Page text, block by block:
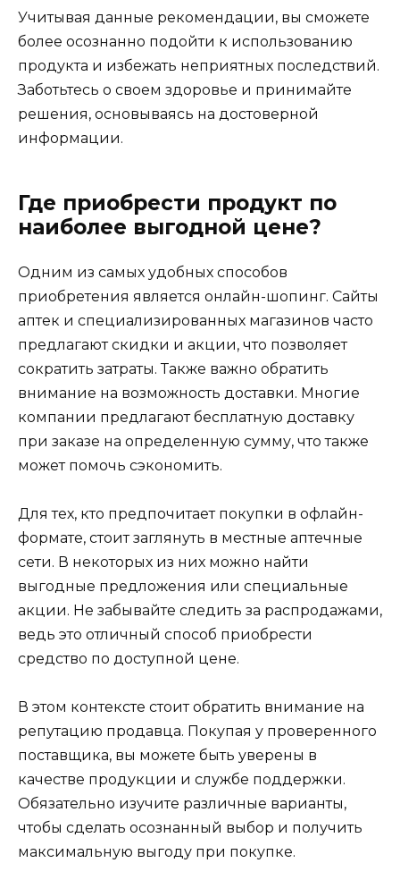
Учитывая данные рекомендации, вы сможете
более осознанно подойти к использованию
продукта и избежать неприятных последствий.
Заботьтесь о своем здоровье и принимайте
решения, основываясь на достоверной
информации.
Где приобрести продукт по
наиболее выгодной цене?
Одним из самых удобных способов
приобретения является онлайн-шопинг. Сайты
аптек и специализированных магазинов часто
предлагают скидки и акции, что позволяет
сократить затраты. Также важно обратить
внимание на возможность доставки. Многие
компании предлагают бесплатную доставку
при заказе на определенную сумму, что также
может помочь сэкономить.
Для тех, кто предпочитает покупки в офлайн-
формате, стоит заглянуть в местные аптечные
сети. В некоторых из них можно найти
выгодные предложения или специальные
акции. Не забывайте следить за распродажами,
ведь это отличный способ приобрести
средство по доступной цене.
В этом контексте стоит обратить внимание на
репутацию продавца. Покупая у проверенного
поставщика, вы можете быть уверены в
качестве продукции и службе поддержки.
Обязательно изучите различные варианты,
чтобы сделать осознанный выбор и получить
максимальную выгоду при покупке.